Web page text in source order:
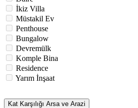
İkiz Villa
Müstakil Ev
Penthouse
Bungalow
Devremülk
Komple Bina
Residence
Yarım İnşaat
Kat Karşılığı Arsa ve Arazi